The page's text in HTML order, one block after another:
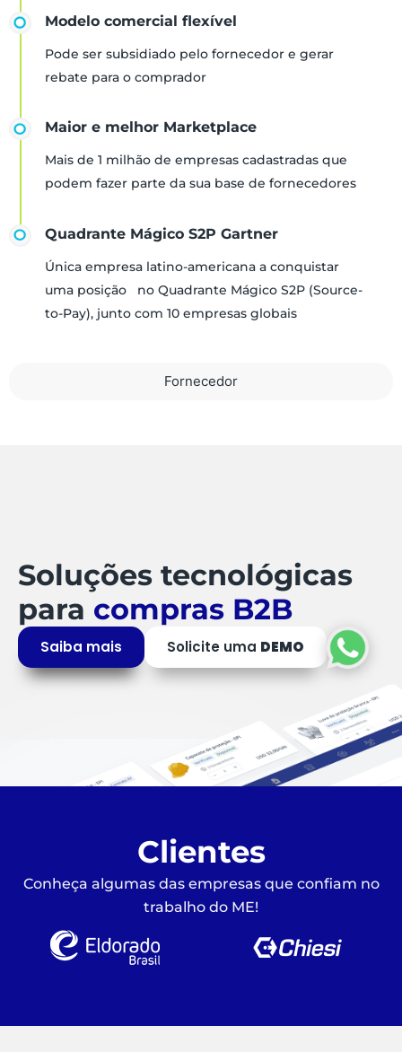
Fornecedor
Modelo comercial flexível
Pode ser subsidiado pelo fornecedor e gerar
rebate para o comprador
Maior e melhor Marketplace
Mais de 1 milhão de empresas cadastradas que
podem fazer parte da sua base de fornecedores
Quadrante Mágico S2P Gartner
Única empresa latino-americana a conquistar
uma posição no Quadrante Mágico S2P (Source-
to-Pay), junto com 10 empresas globais
Soluções tecnológicas
para compras B2B
Saiba mais Solicite uma DEMO
Clientes
Conheça algumas das empresas que confiam no
trabalho do ME!